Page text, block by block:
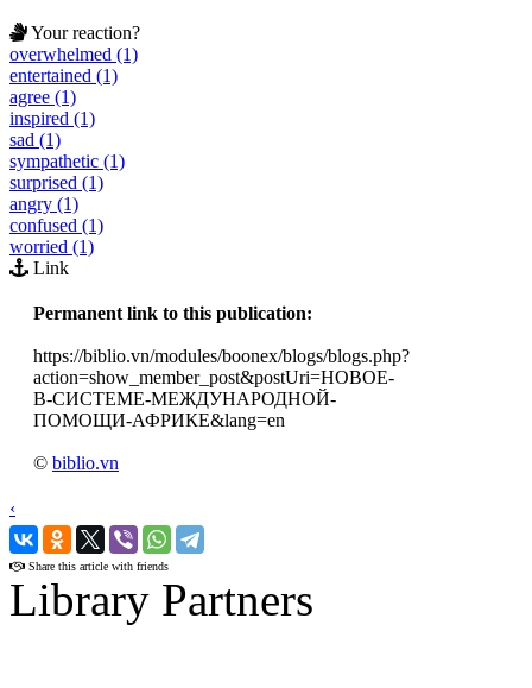
Your reaction?
overwhelmed (1)
entertained (1)
agree (1)
inspired (1)
sad (1)
sympathetic (1)
surprised (1)
angry (1)
confused (1)
worried (1)
Link
Permanent link to this publication:
https://biblio.vn/modules/boonex/blogs/blogs.php?
action=show_member_post&postUri=НОВОЕ-
В-СИСТЕМЕ-МЕЖДУНАРОДНОЙ-
ПОМОЩИ-АФРИКЕ&lang=en
© biblio.vn
‹
›
Share this article with friends
Library Partners